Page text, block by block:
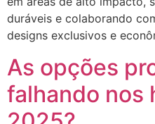
duráveis ​​e colaborando
designs exclusivos e
As opções
falhando nos